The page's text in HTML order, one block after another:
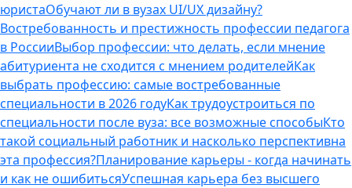
юристаОбучают ли в вузах UI/UX дизайну?
Востребованность и престижность профессии педагога
в РоссииВыбор профессии: что делать, если мнение
абитуриента не сходится с мнением родителейКак
выбрать профессию: самые востребованные
специальности в 2026 годуКак трудоустроиться по
специальности после вуза: все возможные способыКто
такой социальный работник и насколько перспективна
эта профессия?Планирование карьеры - когда начинать
и как не ошибитьсяУспешная карьера без высшего